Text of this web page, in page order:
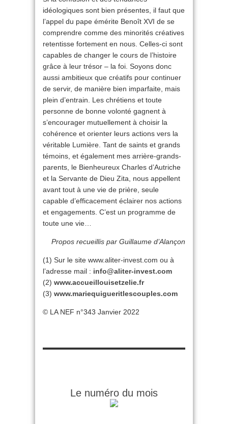
idéologiques sont bien présentes, il faut que
l’appel du pape émérite Benoît XVI de se
comprendre comme des minorités créatives
retentisse fortement en nous. Celles-ci sont
capables de changer le cours de l’histoire
grâce à leur trésor – la foi. Soyons donc
aussi ambitieux que créatifs pour continuer
de servir, de manière bien imparfaite, mais
plein d’entrain. Les chrétiens et toute
personne de bonne volonté gagnent à
s’encourager mutuellement à choisir la
cohérence et orienter leurs actions vers la
véritable Lumière. Tant de saints et grands
témoins, et également mes arrière-grands-
parents, le Bienheureux Charles d’Autriche
et la Servante de Dieu Zita, nous appellent
avant tout à une vie de prière, seule
capable d’efficacement éclairer nos actions
et engagements. C’est un programme de
toute une vie…
Propos recueillis par Guillaume d’Alançon
(1) Sur le site www.aliter-invest.com ou à
l’adresse mail : info@aliter-invest.com
(2) www.accueillouisetzelie.fr
(3) www.mariequigueritlescouples.com
© LA NEF n°343 Janvier 2022
Le numéro du mois